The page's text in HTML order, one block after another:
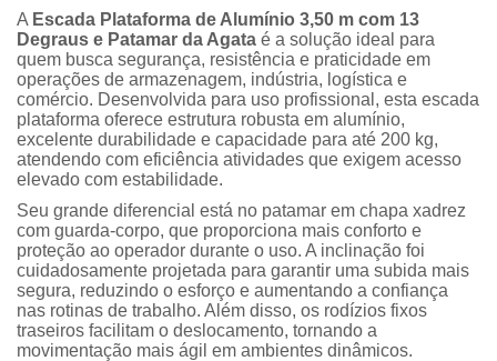
A Escada Plataforma de Alumínio 3,50 m com 13
Degraus e Patamar da Agata é a solução ideal para
quem busca segurança, resistência e praticidade em
operações de armazenagem, indústria, logística e
comércio. Desenvolvida para uso profissional, esta escada
plataforma oferece estrutura robusta em alumínio,
excelente durabilidade e capacidade para até 200 kg,
atendendo com eficiência atividades que exigem acesso
elevado com estabilidade.
Seu grande diferencial está no patamar em chapa xadrez
com guarda-corpo, que proporciona mais conforto e
proteção ao operador durante o uso. A inclinação foi
cuidadosamente projetada para garantir uma subida mais
segura, reduzindo o esforço e aumentando a confiança
nas rotinas de trabalho. Além disso, os rodízios fixos
traseiros facilitam o deslocamento, tornando a
movimentação mais ágil em ambientes dinâmicos.